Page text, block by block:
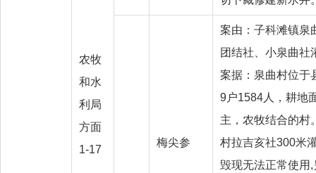
农牧
和水
利局
方面
1-17
梅尖参
案由：子科滩镇泉
团结社、小泉曲社
案据：泉曲村位于
9户1584人，耕地
主，农牧结合的村
村拉吉亥社300米
毁现无法正常使用